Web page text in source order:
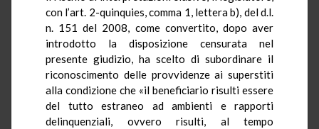
con l’art. 2-quinquies, comma 1, lettera b), del d.l.
n. 151 del 2008, come convertito, dopo aver
introdotto la disposizione censurata nel
presente giudizio, ha scelto di subordinare il
riconoscimento delle provvidenze ai superstiti
alla condizione che «il beneficiario risulti essere
del tutto estraneo ad ambienti e rapporti
delinquenziali, ovvero risulti, al tempo